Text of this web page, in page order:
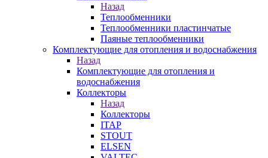
Назад
Теплообменники
Теплообменники пластинчатые
Паяные теплообменники
Комплектующие для отопления и водоснабжения
Назад
Комплектующие для отопления и
водоснабжения
Коллекторы
Назад
Коллекторы
ITAP
STOUT
ELSEN